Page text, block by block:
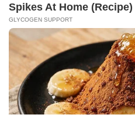
Viral
Demo Besar,
Berita Viral 2
Viral Ayah
Dugaan
Berita Viral 2